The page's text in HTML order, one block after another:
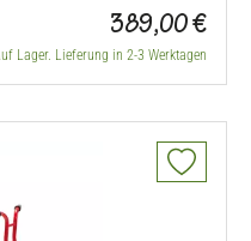
389,00 €
Lager. Lieferung in 2-3 Werktagen